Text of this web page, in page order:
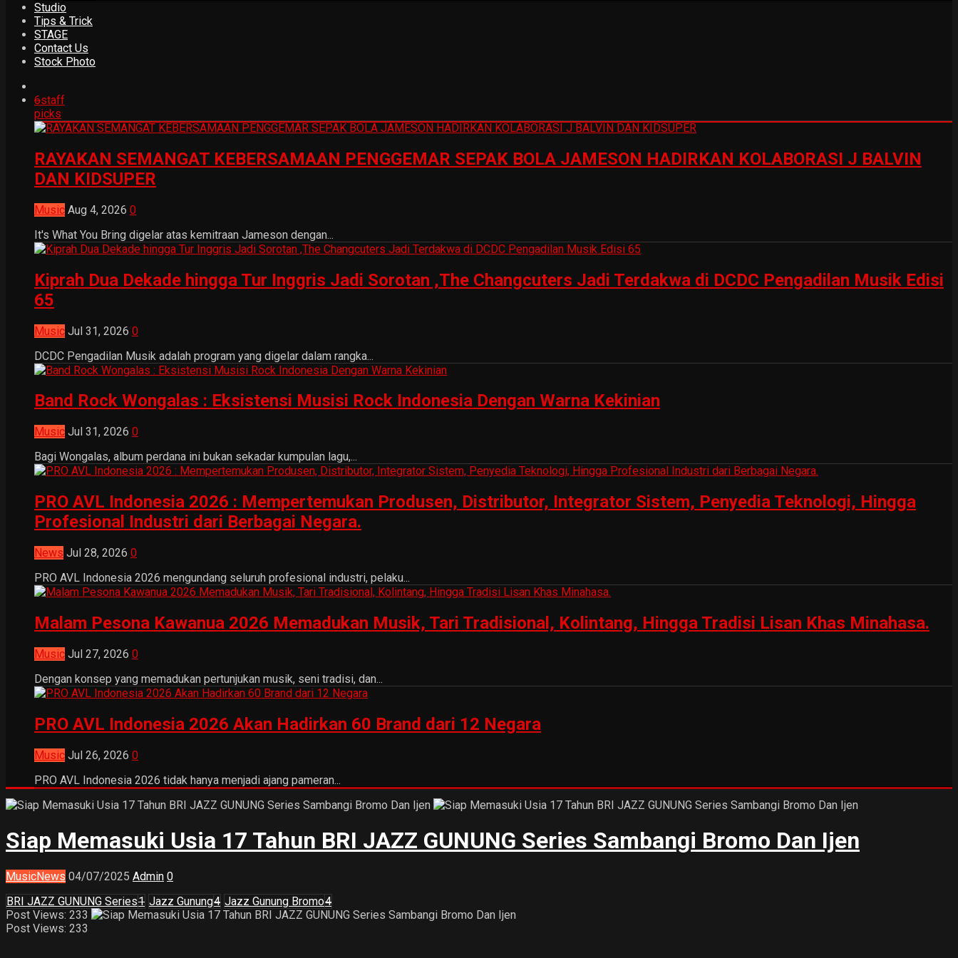
Studio
Tips & Trick
STAGE
Contact Us
Stock Photo
6staff
picks
RAYAKAN SEMANGAT KEBERSAMAAN PENGGEMAR SEPAK BOLA JAMESON HADIRKAN KOLABORASI J BALVIN
DAN KIDSUPER
Music Aug 4, 2026 0
It's What You Bring digelar atas kemitraan Jameson dengan...
Kiprah Dua Dekade hingga Tur Inggris Jadi Sorotan ,The Changcuters Jadi Terdakwa di DCDC Pengadilan Musik Edisi
65
Music Jul 31, 2026 0
DCDC Pengadilan Musik adalah program yang digelar dalam rangka...
Band Rock Wongalas : Eksistensi Musisi Rock Indonesia Dengan Warna Kekinian
Music Jul 31, 2026 0
Bagi Wongalas, album perdana ini bukan sekadar kumpulan lagu,...
PRO AVL Indonesia 2026 : Mempertemukan Produsen, Distributor, Integrator Sistem, Penyedia Teknologi, Hingga
Profesional Industri dari Berbagai Negara.
News Jul 28, 2026 0
PRO AVL Indonesia 2026 mengundang seluruh profesional industri, pelaku...
Malam Pesona Kawanua 2026 Memadukan Musik, Tari Tradisional, Kolintang, Hingga Tradisi Lisan Khas Minahasa.
Music Jul 27, 2026 0
Dengan konsep yang memadukan pertunjukan musik, seni tradisi, dan...
PRO AVL Indonesia 2026 Akan Hadirkan 60 Brand dari 12 Negara
Music Jul 26, 2026 0
PRO AVL Indonesia 2026 tidak hanya menjadi ajang pameran...
Siap Memasuki Usia 17 Tahun BRI JAZZ GUNUNG Series Sambangi Bromo Dan Ijen
MusicNews 04/07/2025 Admin 0
BRI JAZZ GUNUNG Series1 Jazz Gunung4 Jazz Gunung Bromo4
Post Views: 233
Post Views: 233